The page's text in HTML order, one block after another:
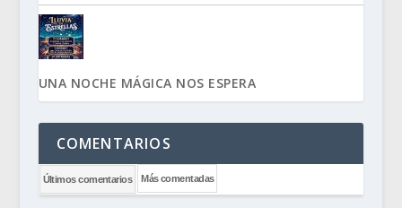
UNA NOCHE MÁGICA NOS ESPERA
COMENTARIOS
Últimos comentarios Más comentadas